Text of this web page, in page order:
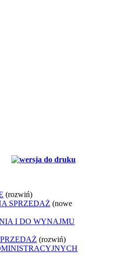
(rozwiń)
SPRZEDAŻ (nowe
I DO WYNAJMU
(rozwiń)